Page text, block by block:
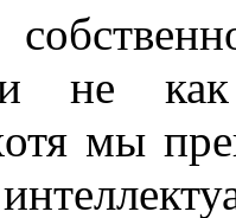
не как
мы